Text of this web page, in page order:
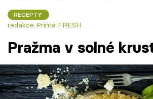
Česká kuchyně Čokoláda
Témata
RECEPTY
redakce Prima FRESH
Pražma v solné